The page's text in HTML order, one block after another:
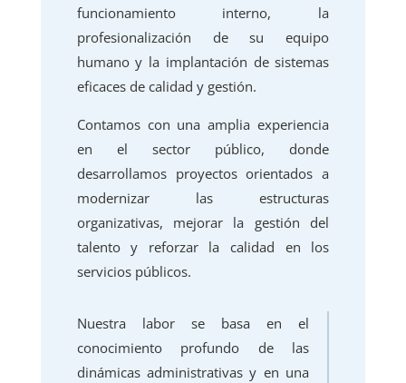
funcionamiento interno, la
profesionalización de su equipo
humano y la implantación de sistemas
eficaces de calidad y gestión.
Contamos con una amplia experiencia
en el sector público, donde
desarrollamos proyectos orientados a
modernizar las estructuras
organizativas, mejorar la gestión del
talento y reforzar la calidad en los
servicios públicos.
Nuestra labor se basa en el
conocimiento profundo de las
dinámicas administrativas y en una